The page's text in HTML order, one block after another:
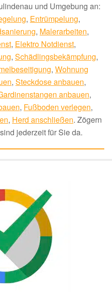
und Umgebung an:
, Entrümpelung,
, Malerarbeiten,
, Elektro Notdienst,
, Schädlingsbekämpfung,
, Wohnung
, Steckdose anbauen,
anbauen,
, Fußboden verlegen,
, Herd anschließen. Zögern
jederzeit für Sie da.